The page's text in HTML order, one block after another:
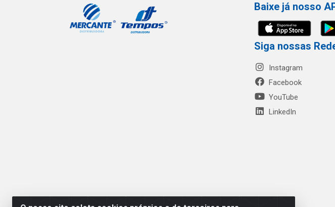
Baixe já nosso
Siga nossas
Instagram
Facebook
YouTube
LinkedIn